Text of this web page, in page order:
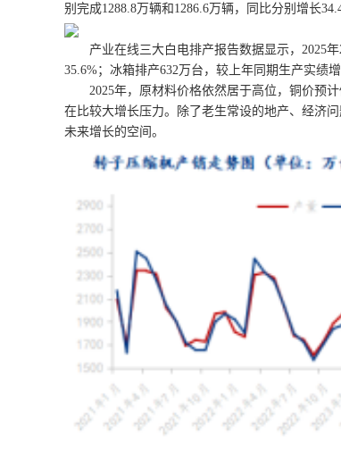
别完成1288.8万辆和1286.6万辆，同比分别增长
产业在线三大白电排产报告数据显示，2025年2
35.6%；冰箱排产632万台，较上年同期生产实绩
2025年，原材料价格依然居于高位，铜价预计
在比较大增长压力。除了老生常设的地产、经济
未来增长的空间。